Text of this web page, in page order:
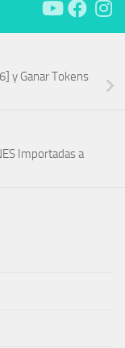
y Ganar Tokens
Importadas a